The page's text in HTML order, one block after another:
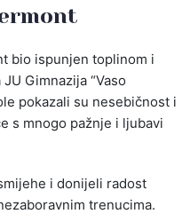
bio ispunjen toplinom i
Gimnazija “Vaso
pokazali su nesebičnost i
s mnogo pažnje i ljubavi
i donijeli radost
trenucima.